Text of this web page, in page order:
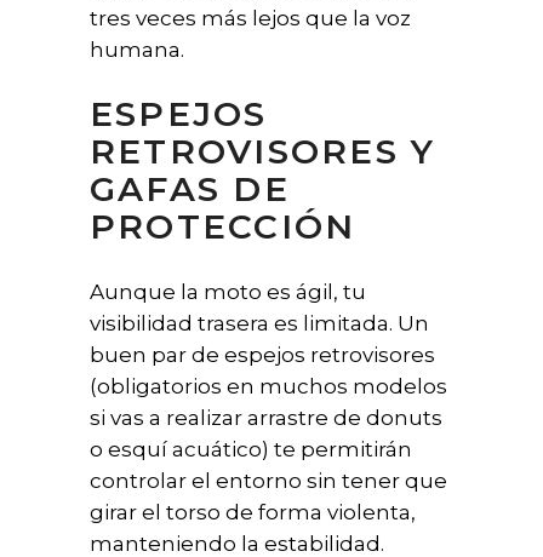
tres veces más lejos que la voz
humana.
ESPEJOS
RETROVISORES Y
GAFAS DE
PROTECCIÓN
Aunque la moto es ágil, tu
visibilidad trasera es limitada. Un
buen par de espejos retrovisores
(obligatorios en muchos modelos
si vas a realizar arrastre de donuts
o esquí acuático) te permitirán
controlar el entorno sin tener que
girar el torso de forma violenta,
manteniendo la estabilidad.